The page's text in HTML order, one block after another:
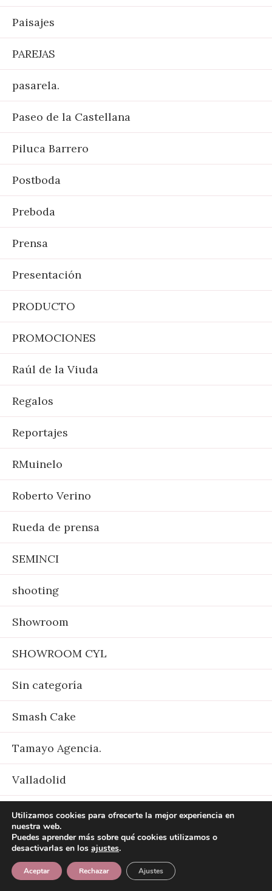
Paisajes
PAREJAS
pasarela.
Paseo de la Castellana
Piluca Barrero
Postboda
Preboda
Prensa
Presentación
PRODUCTO
PROMOCIONES
Raúl de la Viuda
Regalos
Reportajes
RMuinelo
Roberto Verino
Rueda de prensa
SEMINCI
shooting
Showroom
SHOWROOM CYL
Sin categoría
Smash Cake
Tamayo Agencia.
Valladolid
Viajes
X Gala del Comercio Distrito I
Yo misma
Utilizamos cookies para ofrecerte la mejor experiencia en
nuestra web.
Puedes aprender más sobre qué cookies utilizamos o
desactivarlas en los ajustes.
Aceptar Rechazar Ajustes